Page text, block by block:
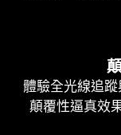
體驗全光線追
顛覆性逼真效